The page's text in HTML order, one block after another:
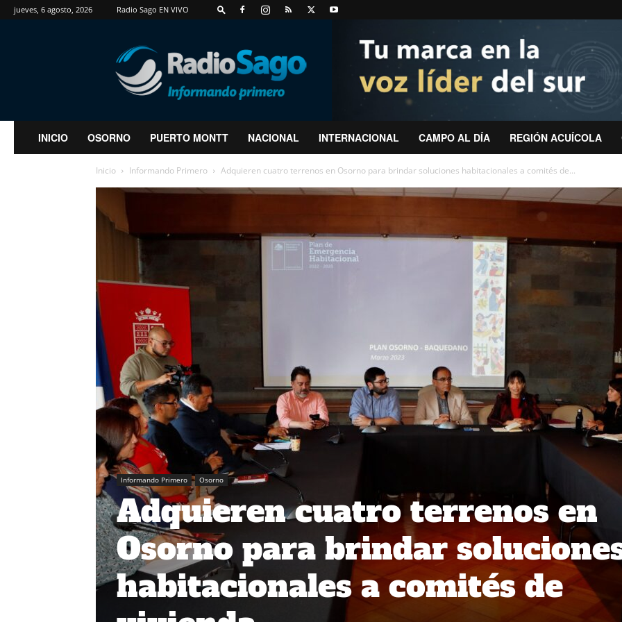
jueves, 6 agosto, 2026 Radio Sago EN VIVO
RadioSago
INICIO OSORNO PUERTO MONTT NACIONAL INTERNACIONAL CAMPO AL DÍA REGIÓN ACUÍCOLA
Inicio Informando Primero Adquieren cuatro terrenos en Osorno para brindar soluciones habitacionales a comités de...
Informando Primero Osorno
Adquieren cuatro terrenos en
Osorno para brindar
habitacionales a comités de